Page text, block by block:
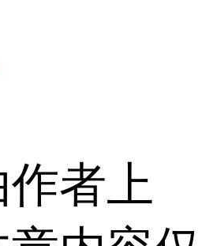
者上